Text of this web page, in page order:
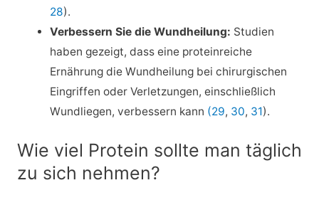
28).
Verbessern Sie die Wundheilung: Studien
haben gezeigt, dass eine proteinreiche
Ernährung die Wundheilung bei chirurgischen
Eingriffen oder Verletzungen, einschließlich
Wundliegen, verbessern kann (29, 30, 31).
Wie viel Protein sollte man täglich
zu sich nehmen?